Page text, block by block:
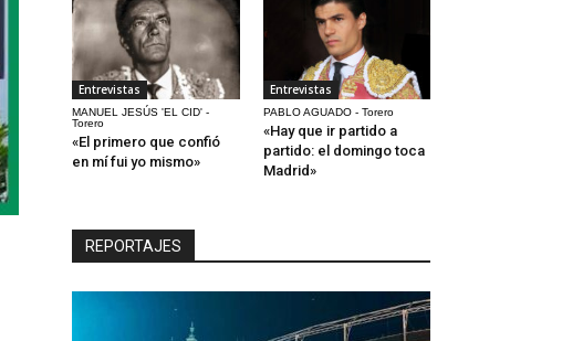
Entrevistas
MANUEL JESÚS 'EL CID' -
Torero
«El primero que confió
en mí fui yo mismo»
Entrevistas
PABLO AGUADO - Torero
«Hay que ir partido a
partido: el domingo toca
Madrid»
REPORTAJES